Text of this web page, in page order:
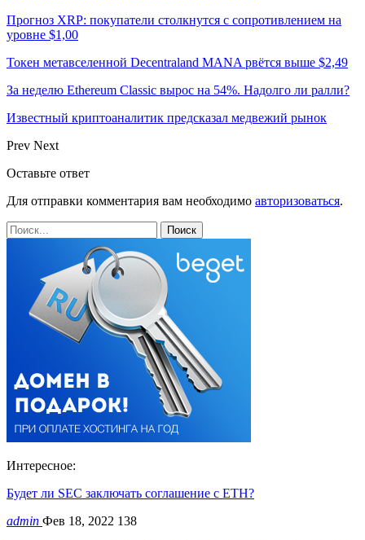
Прогноз XRP: покупатели столкнутся с сопротивлением на
уровне $1,00
Токен метавселенной Decentraland MANA рвётся выше $2,49
За неделю Ethereum Classic вырос на 54%. Надолго ли ралли?
Известный криптоаналитик предсказал медвежий рынок
Prev Next
Оставьте ответ
Для отправки комментария вам необходимо авторизоваться.
Интересное:
Будет ли SEC заключать соглашение с ETH?
admin Фев 18, 2022 138